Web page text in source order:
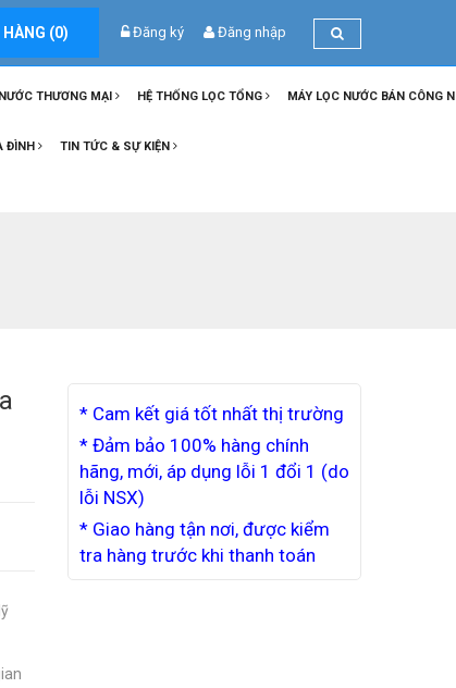
Đăng ký Đăng nhập
HÀNG (0)
THƯƠNG MẠI HỆ THỐNG LỌC TỔNG MÁY LỌC NƯỚC BÁN CÔNG
ĐÌNH TIN TỨC & SỰ KIỆN
* Cam kết giá tốt nhất thị trường
* Đảm bảo 100% hàng chính
hãng, mới, áp dụng lỗi 1 đổi 1 (do
lỗi NSX)
* Giao hàng tận nơi, được kiểm
tra hàng trước khi thanh toán